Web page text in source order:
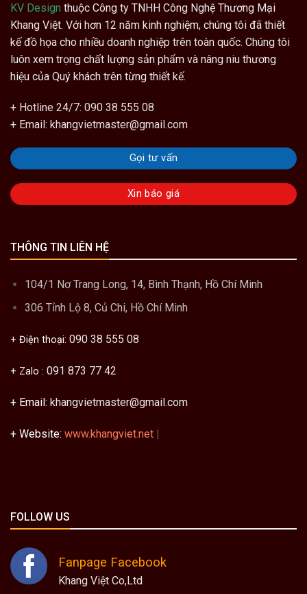
KV Design thuộc Công ty TNHH Công Nghệ Thương Mại
Khang Việt. Với hơn 12 năm kinh nghiệm, chúng tôi đã thiết
kế đồ họa cho nhiều doanh nghiệp trên toàn quốc. Chúng tôi
luôn xem trọng chất lượng sản phẩm và nâng niu thương
hiệu của Quý khách trên từng thiết kế.
+ Hotline 24/7: 090 38 555 08
+ Email: khangvietmaster@gmail.com
Gọi tư vấn
Xin báo giá
THÔNG TIN LIÊN HỆ
104/1 Nơ Trang Long, 14, Bình Thạnh, Hồ Chí Minh
306 Tỉnh Lộ 8, Củ Chi, Hồ Chí Minh
+ Điện thoại: 090 38 555 08
+ Zalo : 091 873 77 42
+ Email: khangvietmaster@gmail.com
+ Website: www.khangviet.net |
FOLLOW US
Fanpage Facebook
Khang Việt Co,Ltd